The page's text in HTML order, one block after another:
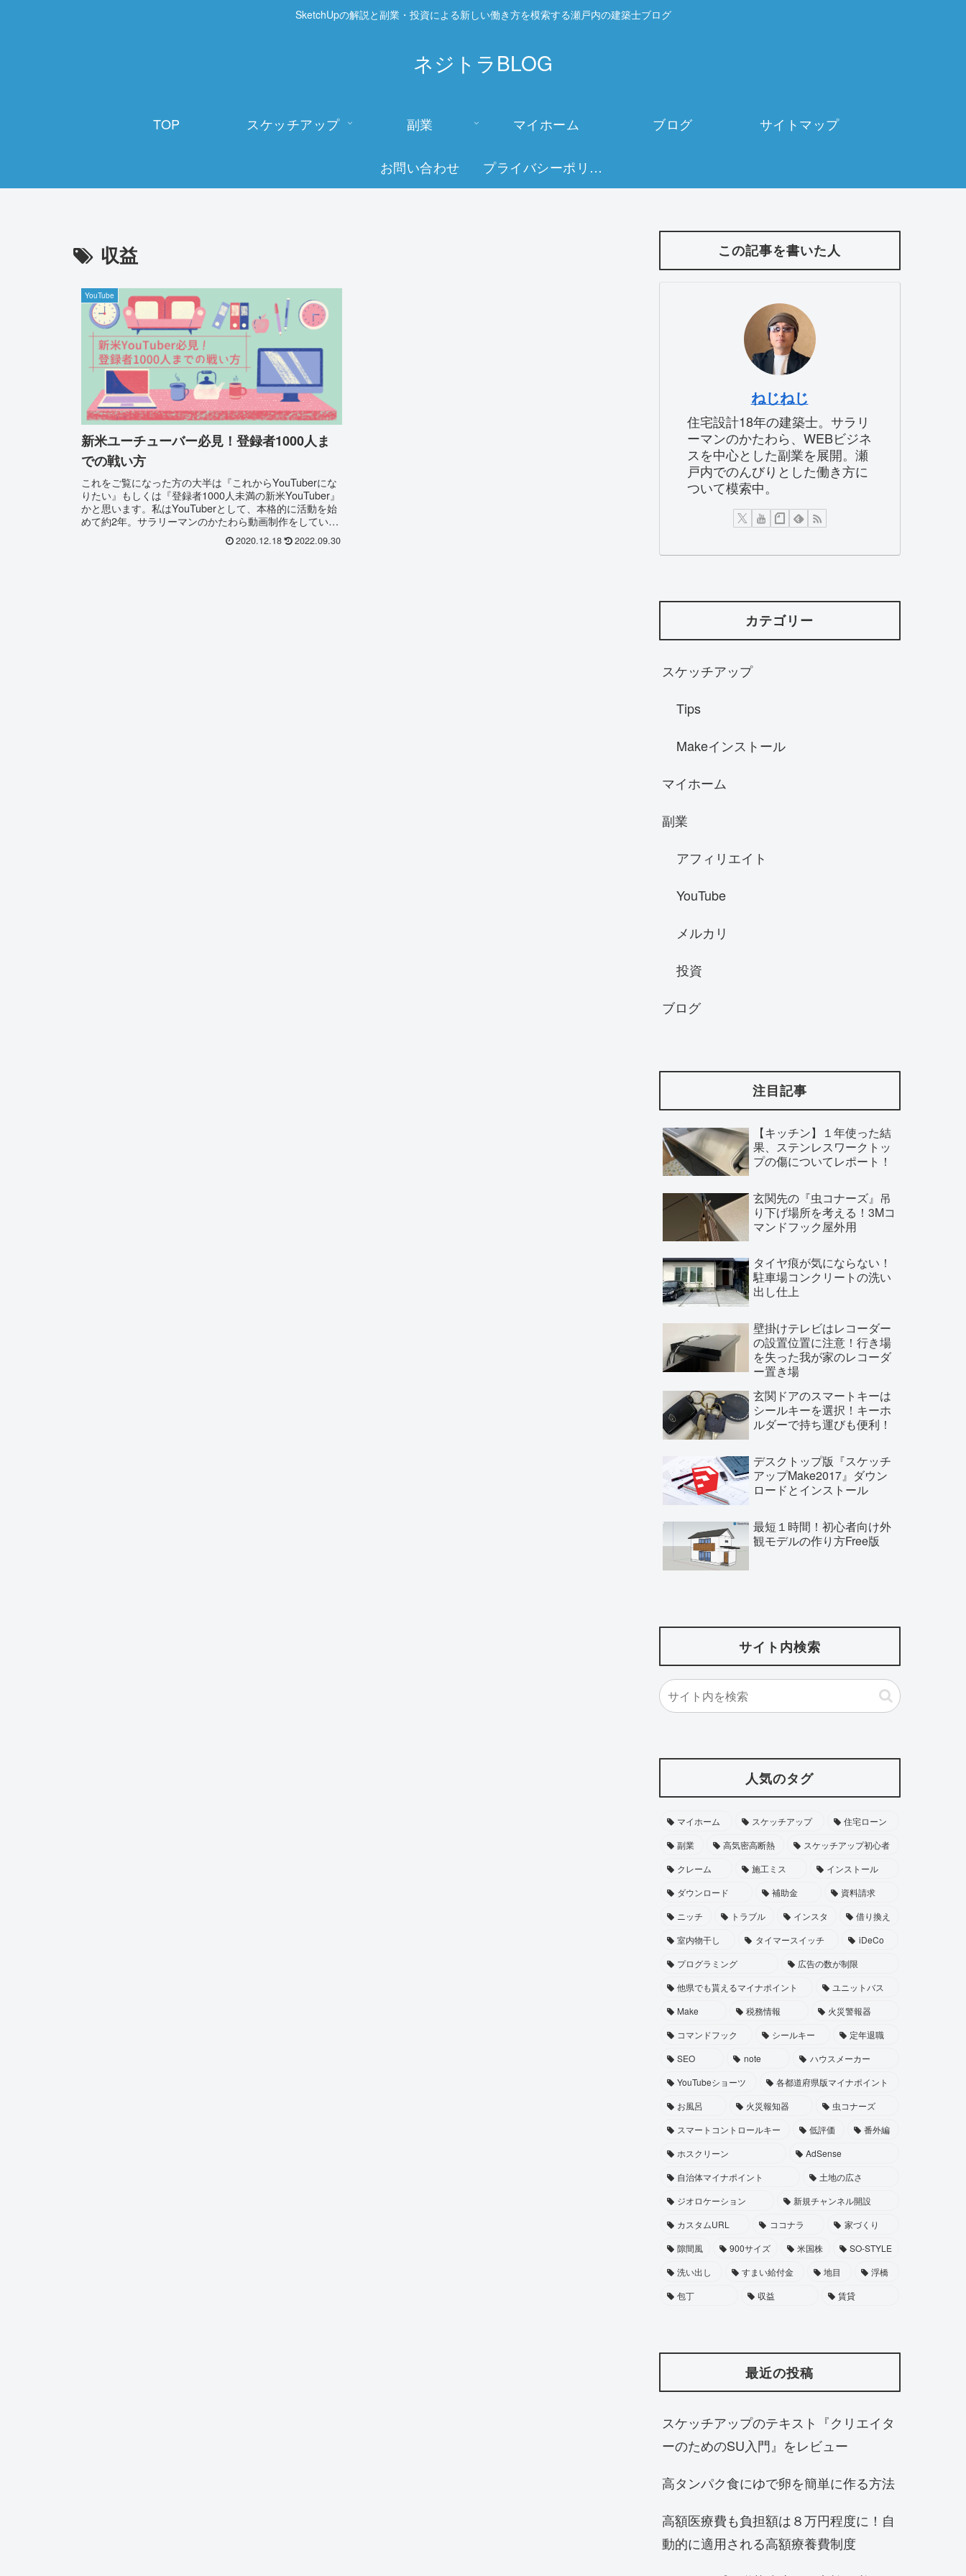
SketchUpの解説と副業・投資による新しい働き方を模索する瀬戸内の建築士ブログ
ネジトラBLOG
TOP スケッチアップ 副業 マイホーム ブログ サイトマップ
お問い合わせ プライバシーポリシー
収益
YouTube
新米ユーチューバー必見！登録者1000人ま
での戦い方
これをご覧になった方の大半は『これからYouTuberにな
りたい』もしくは『登録者1000人未満の新米YouTuber』
かと思います。私はYouTuberとして、本格的に活動を始
めて約2年。サラリーマンのかたわら動画制作をしていま
2020.12.18 2022.09.30
この記事を書いた人
ねじねじ
住宅設計18年の建築士。サラリ
ーマンのかたわら、WEBビジネ
スを中心とした副業を展開。瀬
戸内でのんびりとした働き方に
ついて模索中。
カテゴリー
スケッチアップ
Tips
Makeインストール
マイホーム
副業
アフィリエイト
YouTube
メルカリ
投資
ブログ
注目記事
【キッチン】１年使った結
果、ステンレスワークトッ
プの傷についてレポート！
玄関先の『虫コナーズ』吊
り下げ場所を考える！3Mコ
マンドフック屋外用
タイヤ痕が気にならない！
駐車場コンクリートの洗い
出し仕上
壁掛けテレビはレコーダー
の設置位置に注意！行き場
を失った我が家のレコーダ
ー置き場
玄関ドアのスマートキーは
シールキーを選択！キーホ
ルダーで持ち運びも便利！
デスクトップ版『スケッチ
アップMake2017』ダウン
ロードとインストール
最短１時間！初心者向け外
観モデルの作り方Free版
サイト内検索
人気のタグ
マイホーム スケッチアップ
住宅ローン
副業
高気密高断熱
スケッチアップ初心者
クレーム
施工ミス
インストール
ダウンロード
補助金
資料請求
ニッチ
トラブル インスタ
借り換え
室内物干し
タイマースイッチ
iDeCo
プログラミング
広告の数が制限
他県でも貰えるマイナポイント
ユニットバス
Make
税務情報
火災警報器
コマンドフック
シールキー
定年退職
SEO
note
ハウスメーカー
YouTubeショーツ
各都道府県版マイナポイント
お風呂
火災報知器
虫コナーズ
スマートコントロールキー
低評価
番外編
ホスクリーン
AdSense
自治体マイナポイント
土地の広さ
ジオロケーション
新規チャンネル開設
カスタムURL
ココナラ
家づくり
隙間風
900サイズ 米国株
SO-STYLE
洗い出し
すまい給付金 地目
浮橋
包丁
収益 賃貸
最近の投稿
スケッチアップのテキスト『クリエイタ
ーのためのSU入門』をレビュー
高タンパク食にゆで卵を簡単に作る方法
高額医療費も負担額は８万円程度に！自
動的に適用される高額療養費制度